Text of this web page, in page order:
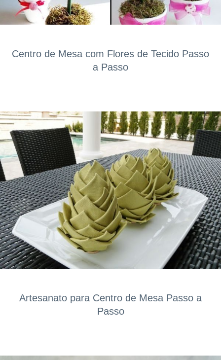
Centro de Mesa com Flores de Tecido Passo
a Passo
Artesanato para Centro de Mesa Passo a
Passo